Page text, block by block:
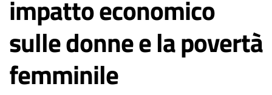
impatto economico
sulle donne e la povertà
femminile